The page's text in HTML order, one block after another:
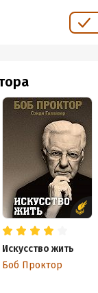
Искусство жить
Боб Проктор